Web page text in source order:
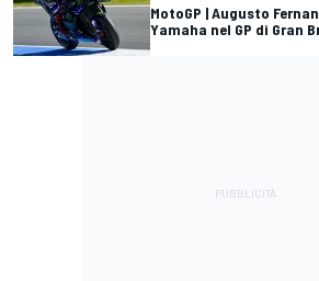
MotoGP | Augusto
Yamaha nel GP di Gran